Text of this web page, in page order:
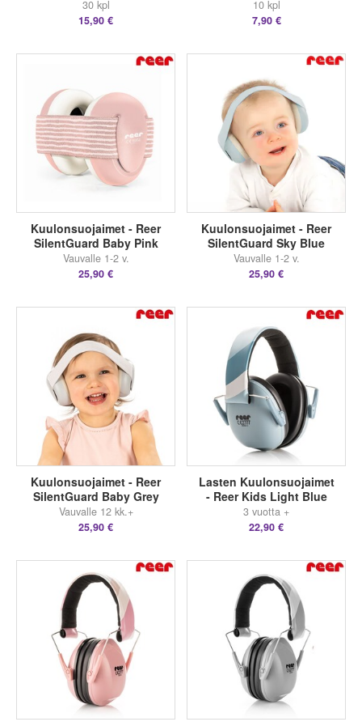
30 kpl
15,90 €
10 kpl
7,90 €
Kuulonsuojaimet - Reer
SilentGuard Baby Pink
Vauvalle 1-2 v.
25,90 €
Kuulonsuojaimet - Reer
SilentGuard Sky Blue
Vauvalle 1-2 v.
25,90 €
Kuulonsuojaimet - Reer
SilentGuard Baby Grey
Vauvalle 12 kk.+
25,90 €
Lasten Kuulonsuojaimet
- Reer Kids Light Blue
3 vuotta +
22,90 €